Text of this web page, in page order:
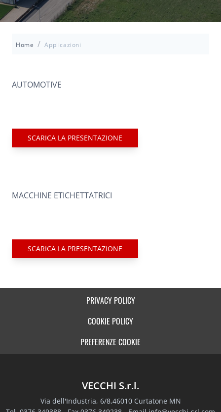
Home / Applicazioni
AUTOMOTIVE
SCARICA LA PRESENTAZIONE
MACCHINE ETICHETTATRICI
SCARICA LA PRESENTAZIONE
PRIVACY POLICY
COOKIE POLICY
PREFERENZE COOKIE
VECCHI S.r.l.
Via dell'Industria, 6/8,46010 Curtatone MN